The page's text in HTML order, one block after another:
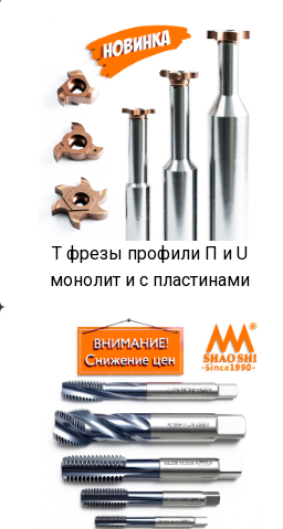
T фрезы профили П и U
монолит и с пластинами